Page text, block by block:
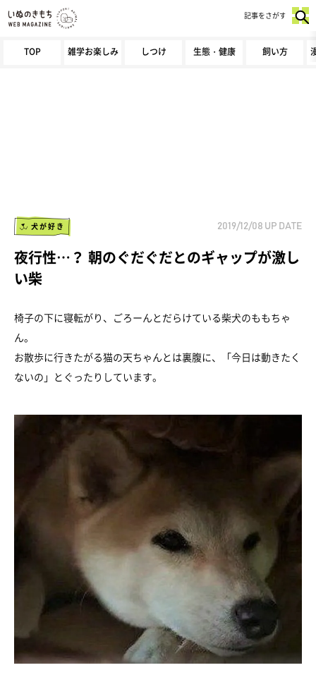
TOP 雑学お楽しみ しつけ 生態・健康 飼い方
記事をさがす
犬が好き 2019/12/08 UP DATE
夜行性…？ 朝のぐだぐだとのギャップが激し
い柴
椅子の下に寝転がり、ごろーんとだらけている柴犬のももちゃ
ん。
お散歩に行きたがる猫の天ちゃんとは裏腹に、「今日は動きたく
ないの」とぐったりしています。